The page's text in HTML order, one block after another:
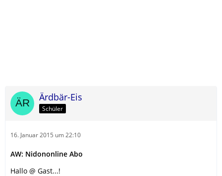
Ärdbär-Eis
Schüler
16. Januar 2015 um 22:10
AW: Nidononline Abo
Hallo @ Gast...!